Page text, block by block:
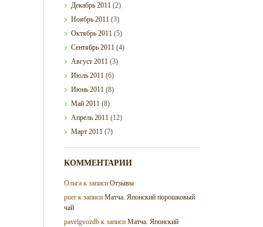
Декабрь2011 (2)
Ноябрь2011 (3)
Октябрь2011 (5)
Сентябрь2011 (4)
Август2011 (3)
Июль2011 (6)
Июнь2011 (8)
Май2011 (8)
Апрель2011 (12)
Март2011 (7)
КОММЕНТАРИИ
Ольга к записиОтзывы
puer к записиМатча. Японский порошковый
чай
pavelgvozdb к записиМатча. Японский